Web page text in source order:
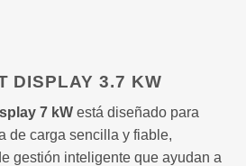
DISPLAY 3.7 KW
7 kW está diseñado para
de carga sencilla y fiable,
gestión inteligente que ayudan a